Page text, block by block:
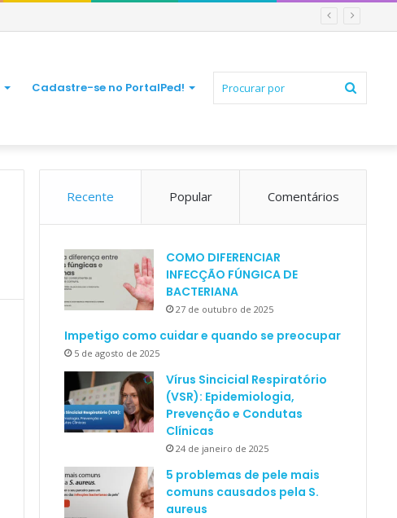
Cadastre-se no PortalPed!
Recente Popular Comentários
COMO DIFERENCIAR
INFECÇÃO FÚNGICA DE
BACTERIANA
27 de outubro de 2025
Impetigo como cuidar e quando se preocupar
5 de agosto de 2025
Vírus Sincicial Respiratório
(VSR): Epidemiologia,
Prevenção e Condutas
Clínicas
24 de janeiro de 2025
5 problemas de pele mais
comuns causados pela S.
aureus